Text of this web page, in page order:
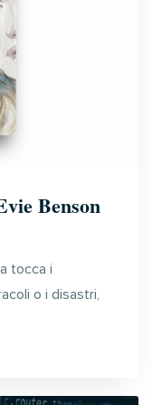
Benson
tocca i
o i disastri,